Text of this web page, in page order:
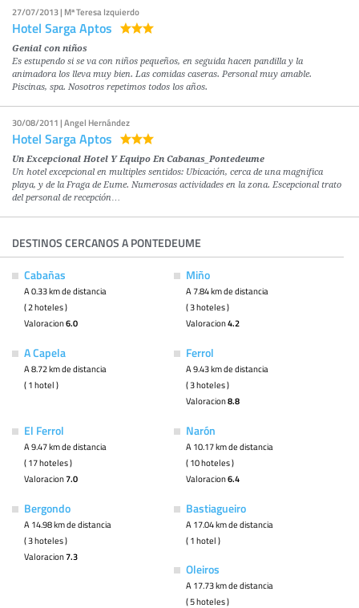
27/07/2013 | Mª Teresa Izquierdo
Hotel Sarga Aptos
Genial con niños
Es estupendo si se va con niños pequeños, en seguida hacen pandilla y la
animadora los lleva muy bien. Las comidas caseras. Personal muy amable.
Piscinas, spa. Nosotros repetimos todos los años.
30/08/2011 | Angel Hernández
Hotel Sarga Aptos
Un Excepcional Hotel Y Equipo En Cabanas_Pontedeume
Un hotel excepcional en multiples sentidos: Ubicación, cerca de una magnifica
playa, y de la Fraga de Eume. Numerosas actividades en la zona. Escepcional trato
del personal de recepción…
DESTINOS CERCANOS A PONTEDEUME
Cabañas
A 0.33 km de distancia
( 2 hoteles )
Valoracion6.0
Miño
A 7.84 km de distancia
( 3 hoteles )
Valoracion4.2
A Capela
A 8.72 km de distancia
( 1 hotel )
Ferrol
A 9.43 km de distancia
( 3 hoteles )
Valoracion8.8
El Ferrol
A 9.47 km de distancia
( 17 hoteles )
Valoracion7.0
Narón
A 10.17 km de distancia
( 10 hoteles )
Valoracion6.4
Bergondo
A 14.98 km de distancia
( 3 hoteles )
Valoracion7.3
Bastiagueiro
A 17.04 km de distancia
( 1 hotel )
Oleiros
A 17.73 km de distancia
( 5 hoteles )